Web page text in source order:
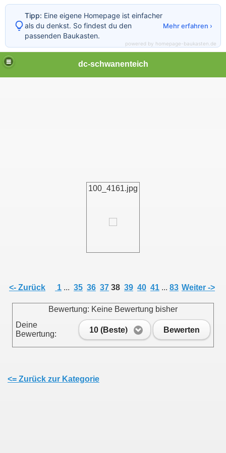
dc-schwanenteich
100_4161.jpg
<- Zurück 1 ... 35 36 37 38 39 40 41 ... 83 Weiter ->
Bewertung: Keine Bewertung bisher
Deine
Bewertung:
10 (Beste) Bewerten
<= Zurück zur Kategorie
Tipp: Eine eigene Homepage ist einfacher
als du denkst. So findest du den
passenden Baukasten.
Mehr erfahren ›
powered by homepage-baukasten.de